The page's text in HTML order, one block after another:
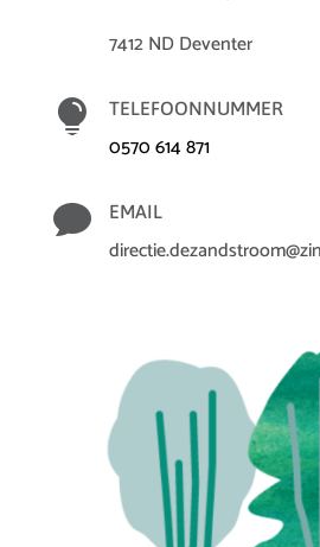
7412 ND Deventer
 TELEFOONNUMMER
0570 614 871
 EMAIL